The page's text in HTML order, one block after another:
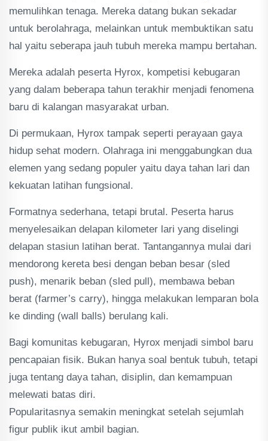
memulihkan tenaga. Mereka datang bukan sekadar
untuk berolahraga, melainkan untuk membuktikan satu
hal yaitu seberapa jauh tubuh mereka mampu bertahan.
Mereka adalah peserta Hyrox, kompetisi kebugaran
yang dalam beberapa tahun terakhir menjadi fenomena
baru di kalangan masyarakat urban.
Di permukaan, Hyrox tampak seperti perayaan gaya
hidup sehat modern. Olahraga ini menggabungkan dua
elemen yang sedang populer yaitu daya tahan lari dan
kekuatan latihan fungsional.
Formatnya sederhana, tetapi brutal. Peserta harus
menyelesaikan delapan kilometer lari yang diselingi
delapan stasiun latihan berat. Tantangannya mulai dari
mendorong kereta besi dengan beban besar (sled
push), menarik beban (sled pull), membawa beban
berat (farmer’s carry), hingga melakukan lemparan bola
ke dinding (wall balls) berulang kali.
Bagi komunitas kebugaran, Hyrox menjadi simbol baru
pencapaian fisik. Bukan hanya soal bentuk tubuh, tetapi
juga tentang daya tahan, disiplin, dan kemampuan
melewati batas diri.
Popularitasnya semakin meningkat setelah sejumlah
figur publik ikut ambil bagian.